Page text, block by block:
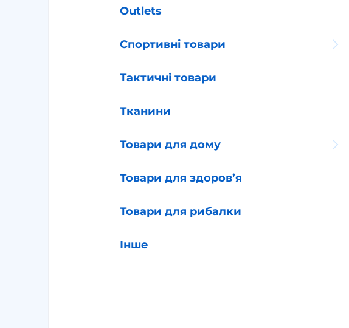
Outlets
Спортивні товари
Тактичні товари
Тканини
Товари для дому
Товари для здоров’я
Товари для рибалки
Інше